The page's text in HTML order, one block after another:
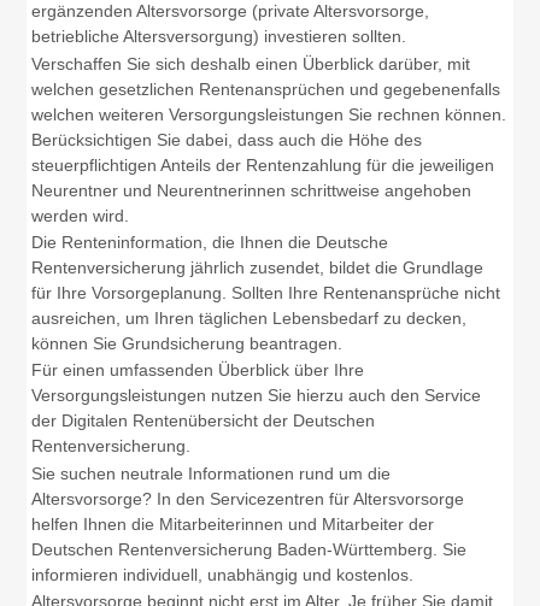
ergänzenden Altersvorsorge (private Altersvorsorge,
betriebliche Altersversorgung) investieren sollten.
Verschaffen Sie sich deshalb einen Überblick darüber, mit
welchen gesetzlichen Rentenansprüchen und gegebenenfalls
welchen weiteren Versorgungsleistungen Sie rechnen können.
Berücksichtigen Sie dabei, dass auch die Höhe des
steuerpflichtigen Anteils der Rentenzahlung für die jeweiligen
Neurentner und Neurentnerinnen schrittweise angehoben
werden wird.
Die Renteninformation, die Ihnen die Deutsche
Rentenversicherung jährlich zusendet, bildet die Grundlage
für Ihre Vorsorgeplanung. Sollten Ihre Rentenansprüche nicht
ausreichen, um Ihren täglichen Lebensbedarf zu decken,
können Sie Grundsicherung beantragen.
Für einen umfassenden Überblick über Ihre
Versorgungsleistungen nutzen Sie hierzu auch den Service
der Digitalen Rentenübersicht der Deutschen
Rentenversicherung.
Sie suchen neutrale Informationen rund um die
Altersvorsorge? In den Servicezentren für Altersvorsorge
helfen Ihnen die Mitarbeiterinnen und Mitarbeiter der
Deutschen Rentenversicherung Baden-Württemberg. Sie
informieren individuell, unabhängig und kostenlos.
Altersvorsorge beginnt nicht erst im Alter. Je früher Sie damit